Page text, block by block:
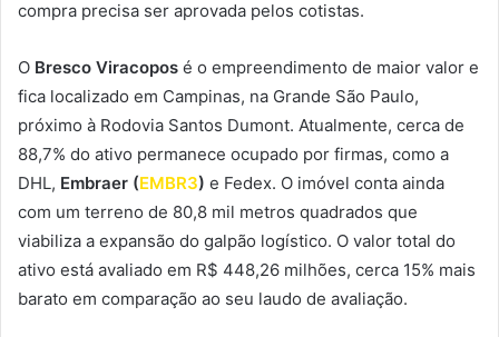
compra precisa ser aprovada pelos cotistas.
O Bresco Viracopos é o empreendimento de maior valor e
fica localizado em Campinas, na Grande São Paulo,
próximo à Rodovia Santos Dumont. Atualmente, cerca de
88,7% do ativo permanece ocupado por firmas, como a
DHL, Embraer (EMBR3) e Fedex. O imóvel conta ainda
com um terreno de 80,8 mil metros quadrados que
viabiliza a expansão do galpão logístico. O valor total do
ativo está avaliado em R$ 448,26 milhões, cerca 15% mais
barato em comparação ao seu laudo de avaliação.